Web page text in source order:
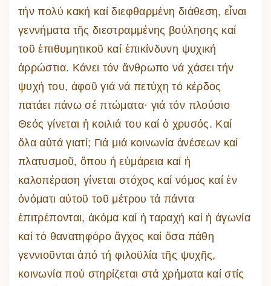
τήν πολύ κακή καί διεφθαρμένη διάθεση, εἶναι
γεννήματα τῆς διεστραμμένης βούλησης καί
τοῦ ἐπιθυμητικοῦ καί ἐπικίνδυνη ψυχική
ἀρρώστια. Κάνει τόν ἄνθρωπο νά χάσει τήν
ψυχή του, ἀφοῦ γιά νά πετύχη τό κέρδος
πατάει πάνω σέ πτώματα· γιά τόν πλούσιο
Θεός γίνεται ἡ κοιλιά του καί ὁ χρυσός. Καί
ὅλα αὐτά γιατί; Γιά μιά κοινωνία ἀνέσεων καί
πλατυσμοῦ, ὅπου ἡ εὐμάρεια καί ἡ
καλοπέραση γίνεται στόχος καί νόμος καί ἐν
ὀνόματι αὐτοῦ τοῦ μέτρου τά πάντα
ἐπιτρέπονται, ἀκόμα καί ἡ ταραχή καί ἡ ἀγωνία
καί τό θανατηφόρο ἄγχος καί ὅσα πάθη
γεννιοῦνται ἀπό τή φιλοϋλία τῆς ψυχῆς,
κοινωνία πού στηρίζεται στά χρήματα καί στίς